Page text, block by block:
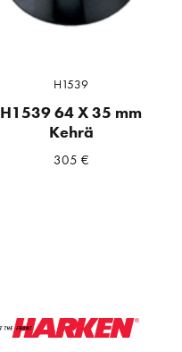
H1539
H1539 64 X 35 mm
Kehrä
305 €